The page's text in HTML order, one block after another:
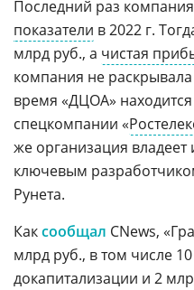
Последний раз
показатели в 2022 г.
млрд руб., а чистая
компания не
время «ДЦОА»
спецкомпании «
же организация
ключевым
Рунета.
Каксообщал CNews,
млрд руб., в том числе
докапитализации и 2